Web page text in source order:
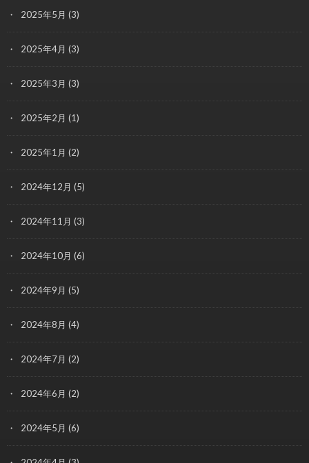
2025年5月 (3)
2025年4月 (3)
2025年3月 (3)
2025年2月 (1)
2025年1月 (2)
2024年12月 (5)
2024年11月 (3)
2024年10月 (6)
2024年9月 (5)
2024年8月 (4)
2024年7月 (2)
2024年6月 (2)
2024年5月 (6)